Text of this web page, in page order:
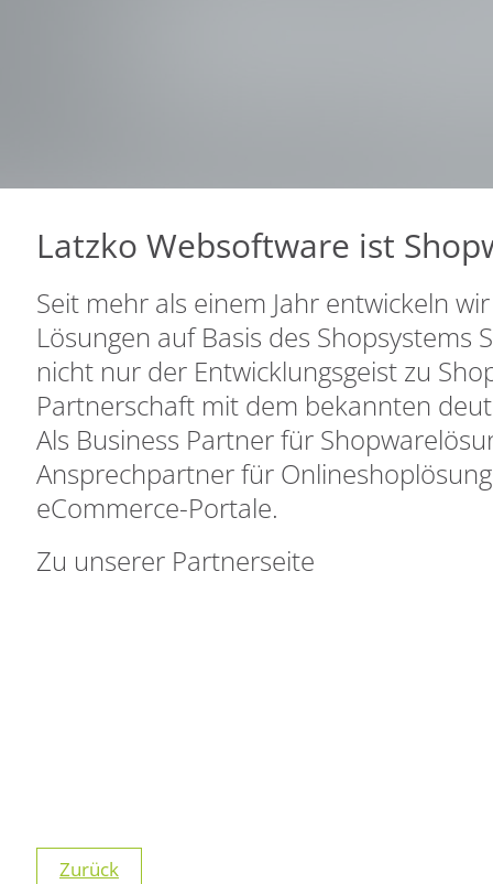
Latzko Websoftware ist
Seit mehr als einem Jahr entwickeln
Lösungen auf Basis des Shopsystems
nicht nur der Entwicklungsgeist zu
Partnerschaft mit dem bekannten
Als Business Partner für
Ansprechpartner für
eCommerce-Portale.
Zu unserer Partnerseite
Zurück